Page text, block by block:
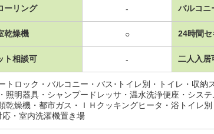
ーリング - バルコニ
乾燥機 ○ 24時間セ
ト相談可 - 二人入居
トロック・バルコニー・バス･トイレ別・トイレ・収納
照明器具・シャンプードレッサ・温水洗浄便座・シス
乾燥機・都市ガス・ＩＨクッキングヒータ・浴トイレ
・室内洗濯機置き場